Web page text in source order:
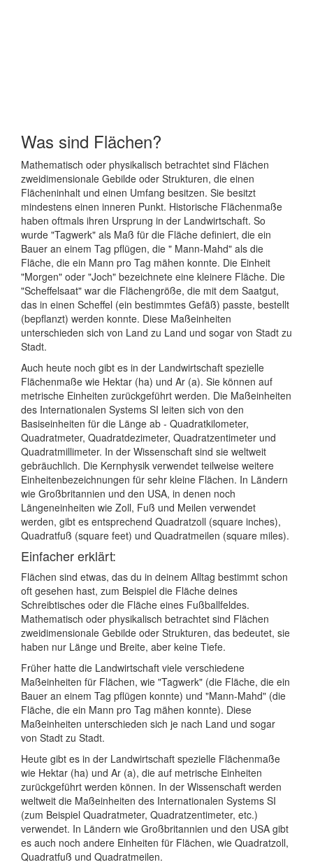
Was sind Flächen?
Mathematisch oder physikalisch betrachtet sind Flächen
zweidimensionale Gebilde oder Strukturen, die einen
Flächeninhalt und einen Umfang besitzen. Sie besitzt
mindestens einen inneren Punkt. Historische Flächenmaße
haben oftmals ihren Ursprung in der Landwirtschaft. So
wurde "Tagwerk" als Maß für die Fläche definiert, die ein
Bauer an einem Tag pflügen, die " Mann-Mahd" als die
Fläche, die ein Mann pro Tag mähen konnte. Die Einheit
"Morgen" oder "Joch" bezeichnete eine kleinere Fläche. Die
"Scheffelsaat" war die Flächengröße, die mit dem Saatgut,
das in einen Scheffel (ein bestimmtes Gefäß) passte, bestellt
(bepflanzt) werden konnte. Diese Maßeinheiten
unterschieden sich von Land zu Land und sogar von Stadt zu
Stadt.
Auch heute noch gibt es in der Landwirtschaft spezielle
Flächenmaße wie Hektar (ha) und Ar (a). Sie können auf
metrische Einheiten zurückgeführt werden. Die Maßeinheiten
des Internationalen Systems SI leiten sich von den
Basiseinheiten für die Länge ab - Quadratkilometer,
Quadratmeter, Quadratdezimeter, Quadratzentimeter und
Quadratmillimeter. In der Wissenschaft sind sie weltweit
gebräuchlich. Die Kernphysik verwendet teilweise weitere
Einheitenbezeichnungen für sehr kleine Flächen. In Ländern
wie Großbritannien und den USA, in denen noch
Längeneinheiten wie Zoll, Fuß und Meilen verwendet
werden, gibt es entsprechend Quadratzoll (square inches),
Quadratfuß (square feet) und Quadratmeilen (square miles).
Einfacher erklärt:
Flächen sind etwas, das du in deinem Alltag bestimmt schon
oft gesehen hast, zum Beispiel die Fläche deines
Schreibtisches oder die Fläche eines Fußballfeldes.
Mathematisch oder physikalisch betrachtet sind Flächen
zweidimensionale Gebilde oder Strukturen, das bedeutet, sie
haben nur Länge und Breite, aber keine Tiefe.
Früher hatte die Landwirtschaft viele verschiedene
Maßeinheiten für Flächen, wie "Tagwerk" (die Fläche, die ein
Bauer an einem Tag pflügen konnte) und "Mann-Mahd" (die
Fläche, die ein Mann pro Tag mähen konnte). Diese
Maßeinheiten unterschieden sich je nach Land und sogar
von Stadt zu Stadt.
Heute gibt es in der Landwirtschaft spezielle Flächenmaße
wie Hektar (ha) und Ar (a), die auf metrische Einheiten
zurückgeführt werden können. In der Wissenschaft werden
weltweit die Maßeinheiten des Internationalen Systems SI
(zum Beispiel Quadratmeter, Quadratzentimeter, etc.)
verwendet. In Ländern wie Großbritannien und den USA gibt
es auch noch andere Einheiten für Flächen, wie Quadratzoll,
Quadratfuß und Quadratmeilen.